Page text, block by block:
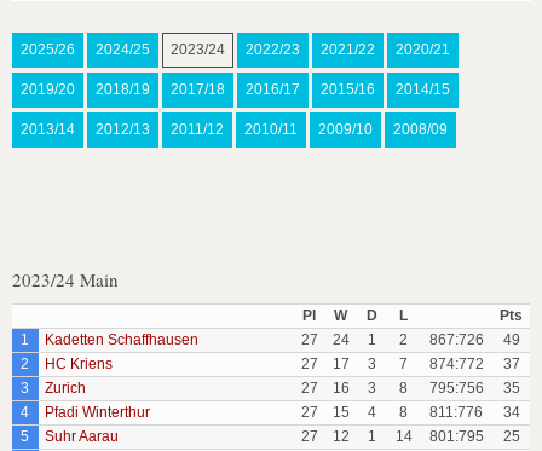
2025/26 2024/25 2023/24 2022/23 2021/22 2020/21
2019/20 2018/19 2017/18 2016/17 2015/16 2014/15
2013/14 2012/13 2011/12 2010/11 2009/10 2008/09
2023/24 Main
Pl W D L
Pts
1
Kadetten Schaffhausen 27 24 1 2 867:726
49
2
HC Kriens 27 17 3 7 874:772
37
3
Zurich 27 16 3 8 795:756
35
4
Pfadi Winterthur 27 15 4 8 811:776
34
5
Suhr Aarau 27 12 1 14 801:795
25